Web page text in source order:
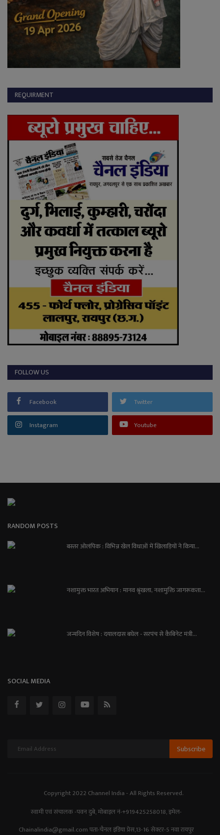
REQUIRMENT
FOLLOW US
Facebook Twitter
Instagram Youtube
RANDOM POSTS
बस्तर ओलंपिक : विभिन्न खेल विधाओं में खिलाड़ियों ने किया...
नशामुक्त भारत अभियान : मानव श्रृंखला, नशामुक्ति जागरूकता...
जन्मदिन विशेष : दयालदास बघेल - सरपंच से कैबिनेट मंत्री...
SOCIAL MEDIA
Subscribe
Copyright 2022 Channel India - All Rights Reserved.
स्वामी एवं संचालक -पवन दुबे, मोबाइल नं-+919425258018, इमेल-
Chainalindia@gmail.com पता-चैनल इंडिया प्रेस,13-16 सेक्टर-5 नवा रायपुर